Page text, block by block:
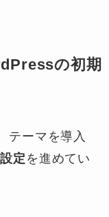
の初期
テーマを導入
定を進めてい